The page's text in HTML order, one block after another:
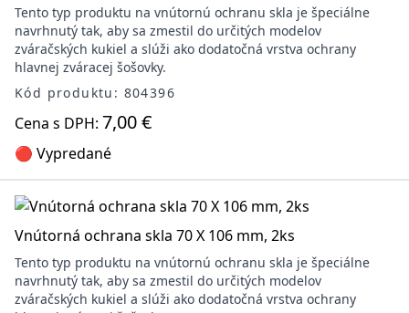
Tento typ produktu na vnútornú ochranu skla je špeciálne
navrhnutý tak, aby sa zmestil do určitých modelov
zváračských kukiel a slúži ako dodatočná vrstva ochrany
hlavnej zváracej šošovky.
Kód produktu: 804396
Cena s DPH: 7,00 €
🔴 Vypredané
Vnútorná ochrana skla 70 X 106 mm, 2ks
Tento typ produktu na vnútornú ochranu skla je špeciálne
navrhnutý tak, aby sa zmestil do určitých modelov
zváračských kukiel a slúži ako dodatočná vrstva ochrany